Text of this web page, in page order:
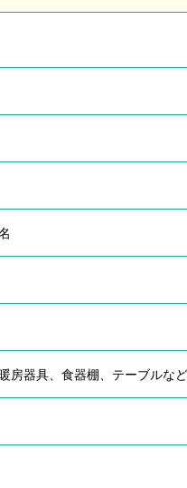
房器具、食器棚、テーブルなど